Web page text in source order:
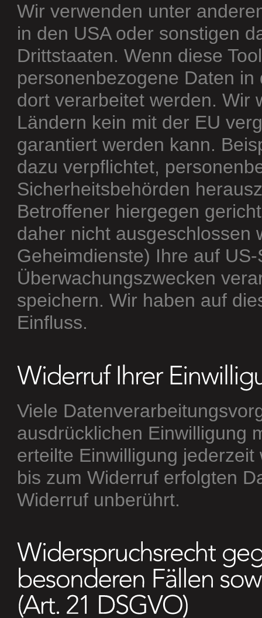
Wir verwenden unter
in den USA oder sonstigen
Drittstaaten. Wenn diese
personenbezogene Daten
dort verarbeitet werden. Wir
Ländern kein mit der EU
garantiert werden kann.
dazu verpflichtet,
Sicherheitsbehörden
Betroffener hiergegen
daher nicht ausgeschlossen
Geheimdienste) Ihre auf
Überwachungszwecken
speichern. Wir haben auf
Einfluss.
Viele
ausdrücklichen Einwilligung
erteilte Einwilligung
bis zum Widerruf erfolgten
Widerruf unberührt.